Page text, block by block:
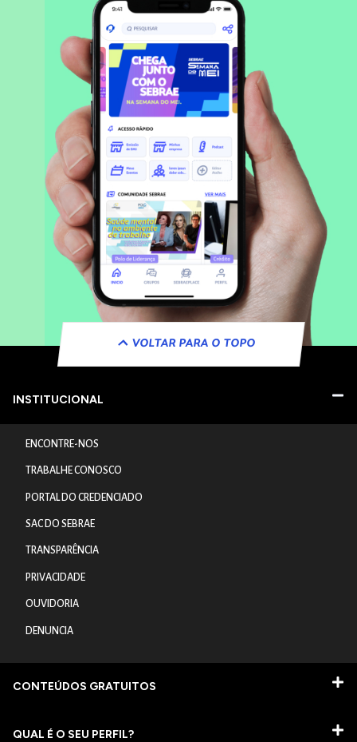
VOLTAR PARA O TOPO
INSTITUCIONAL
ENCONTRE-NOS
TRABALHE CONOSCO
PORTAL DO CREDENCIADO
SAC DO SEBRAE
TRANSPARÊNCIA
PRIVACIDADE
OUVIDORIA
DENUNCIA
CONTEÚDOS GRATUITOS
QUAL É O SEU PERFIL?